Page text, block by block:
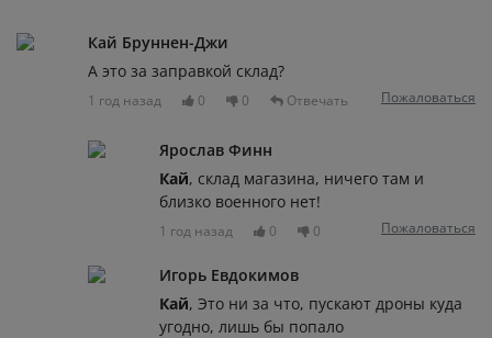
Кай Бруннен-Джи
А это за заправкой склад?
1 год назад 0 0 Отвечать Пожаловаться
Ярослав Финн
Кай, склад магазина, ничего там и
близко военного нет!
1 год назад 0 0 Пожаловаться
Игорь Евдокимов
Кай, Это ни за что, пускают дроны куда
угодно, лишь бы попало